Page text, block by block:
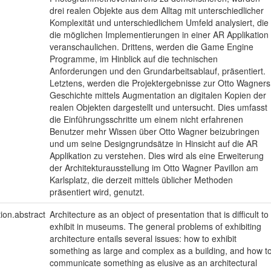
drei realen Objekte aus dem Alltag mit unterschiedlicher
Komplexität und unterschiedlichem Umfeld analysiert, die
die möglichen Implementierungen in einer AR Applikation
veranschaulichen. Drittens, werden die Game Engine
Programme, im Hinblick auf die technischen
Anforderungen und den Grundarbeitsablauf, präsentiert.
Letztens, werden die Projektergebnisse zur Otto Wagners
Geschichte mittels Augmentation an digitalen Kopien der
realen Objekten dargestellt und untersucht. Dies umfasst
die Einführungsschritte um einem nicht erfahrenen
Benutzer mehr Wissen über Otto Wagner beizubringen
und um seine Designgrundsätze in Hinsicht auf die AR
Applikation zu verstehen. Dies wird als eine Erweiterung
der Architekturausstellung im Otto Wagner Pavillon am
Karlsplatz, die derzeit mittels üblicher Methoden
präsentiert wird, genutzt.
Architecture as an object of presentation that is difficult to
exhibit in museums. The general problems of exhibiting
architecture entails several issues: how to exhibit
something as large and complex as a building, and how
communicate something as elusive as an architectural